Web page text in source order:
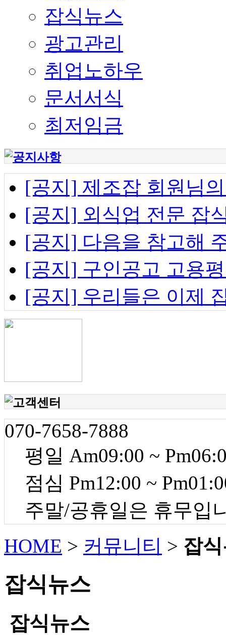
잡식뉴스
광고관리
취업노하우
문서서식
최저임금
[공지] 제조잡 회원님
[공지] 외식업 전문 잡
[공지] 다음을 참고해
[공지] 구인공고 고용
[공지] 우리들은 이제
070-7658-7888
평일 Am09:00 ~
점심 Pm12:00 ~
주말/공휴일은 휴무입
HOME > 커뮤니티 > 잡
잡식뉴스
잡식뉴스